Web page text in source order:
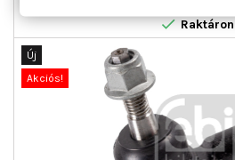
Raktáron
Új
Akciós!